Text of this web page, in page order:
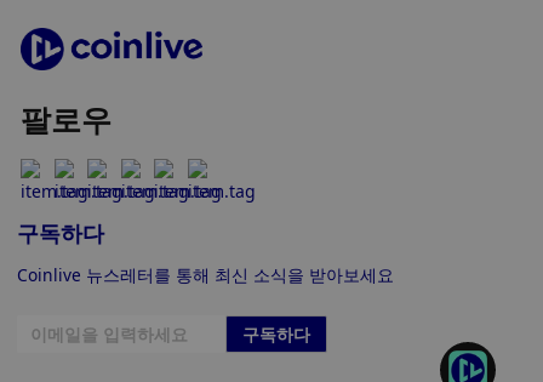
팔로우
구독하다
Coinlive 뉴스레터를 통해 최신 소식을 받아보세요
구독하다